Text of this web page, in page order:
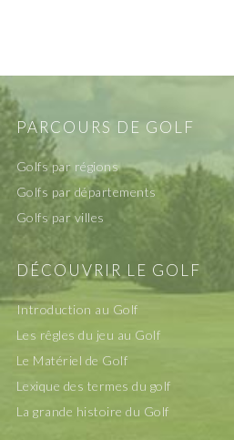
PARCOURS DE GOLF
Golfs par régions
Golfs par départements
Golfs par villes
DÉCOUVRIR LE GOLF
Introduction au Golf
Les rêgles du jeu au Golf
Le Matériel de Golf
Lexique des termes du golf
La grande histoire du Golf